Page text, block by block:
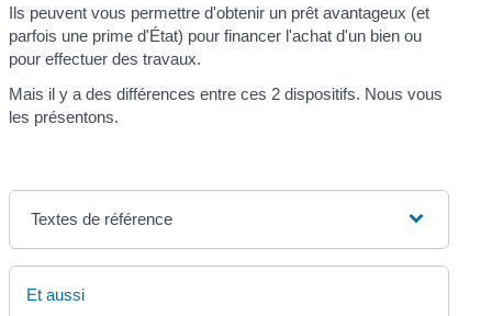
Ils peuvent vous permettre d'obtenir un prêt avantageux (et
parfois une prime d'État) pour financer l'achat d'un bien ou
pour effectuer des travaux.
Mais il y a des différences entre ces 2 dispositifs. Nous vous
les présentons.
Textes de référence
Et aussi